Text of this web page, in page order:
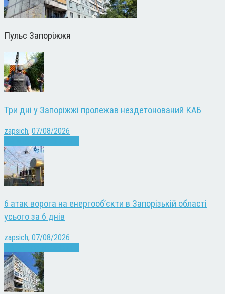
Пульс Запоріжжя
Три дні у Запоріжжі пролежав нездетонований КАБ
zapsich, 07/08/2026
6 атак ворога на енергооб’єкти в Запорізькій області
усього за 6 днів
zapsich, 07/08/2026